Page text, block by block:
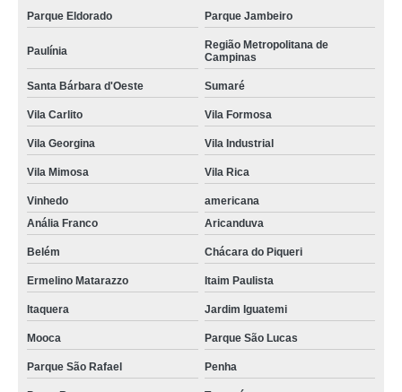
Parque Eldorado Parque Jambeiro
Paulínia
Região Metropolitana de
Campinas
Santa Bárbara d'Oeste Sumaré
Vila Carlito Vila Formosa
Vila Georgina Vila Industrial
Vila Mimosa Vila Rica
Vinhedo
americana
Anália Franco
Aricanduva
Belém Chácara do Piqueri
Ermelino Matarazzo Itaim Paulista
Itaquera Jardim Iguatemi
Mooca Parque São Lucas
Parque São Rafael Penha